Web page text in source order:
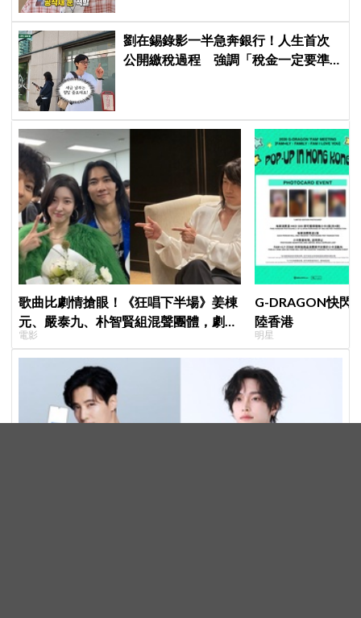
劉在錫錄影一半急奔銀行！人生首次
公開繳稅過程 強調「稅金一定要準
歌曲比劇情搶眼！《狂唱下半場》姜棟
元、嚴泰九、朴智賢組混聲團體，劇中
曲《Love Is》超洗腦
電影
G-DRAGON快閃
陸香港
明星